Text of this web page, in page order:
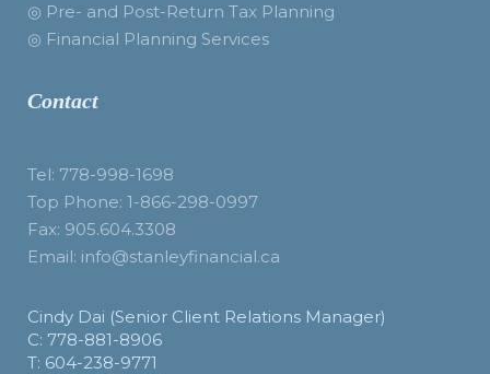
◎ Pre- and Post-Return Tax Planning
◎ Financial Planning Services
Contact
Tel: 778-998-1698
Top Phone: 1-866-298-0997
Fax: 905.604.3308
Email: info@stanleyfinancial.ca
Cindy Dai (Senior Client Relations Manager)
C: 778-881-8906
T: 604-238-9771